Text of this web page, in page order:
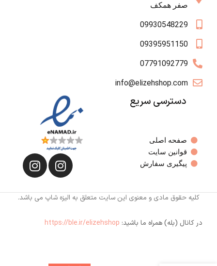
صفر همکف
09930548229
09395951150
07791092779
info@elizehshop.com
دسترسی سریع
صفحه اصلی
قوانین سایت
پیگیری سفارش
کلیه حقوق مادی و معنوی این سایت متعلق به الیزه شاپ می باشد.
در کانال (بله) همراه ما باشید: https://ble.ir/elizehshop